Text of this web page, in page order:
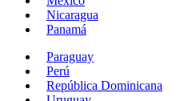
Nicaragua
Panamá
Paraguay
Perú
República Dominicana